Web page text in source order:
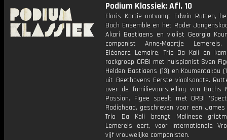
Podium Klassiek: Afl. 10
Floris Kortie ontvangt Edwin Rutten,
Bach Ensemble en het Roder
Akari Bastiaens en violist Georgia
componist Anne-Maartje
Eléonore Lemaire, Trio Da Kali en
rockgroep ORBI met huispianist Sven
Helden Bastiaens (13) en Koumentakou
uit Beethovens Eerste vioolsonate.
over de familievoorstelling van Bachs
Passion. Figee speelt met ORBI
Radiohead, geschreven voor een
Trio Da Kali brengt Malinese
Lemereis eert, voor Internationale
vijf vrouwelijke componisten.